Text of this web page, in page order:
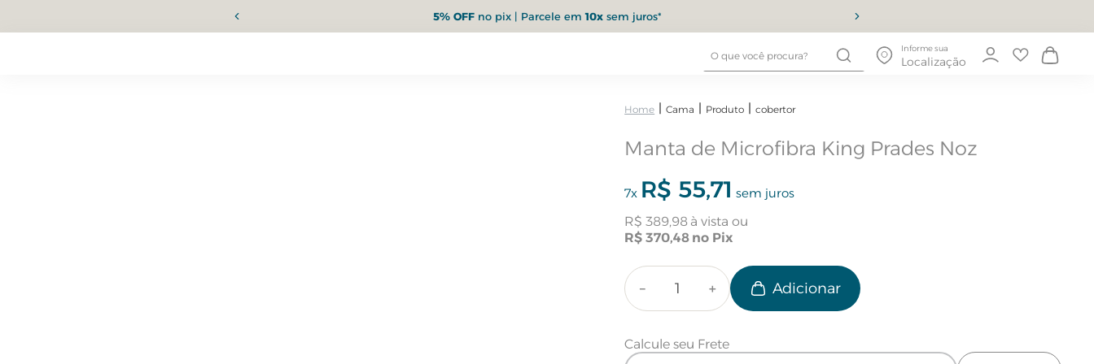
5% OFFno pix | Parcele em10xsem juros*
Informe sua
Localização
Cama Produto cobertor
Manta de Microfibra King Prades Noz
7x R$ 55,71 sem juros
R$ 389,98
R$ 370,48
＋
－
Calcule seu Frete